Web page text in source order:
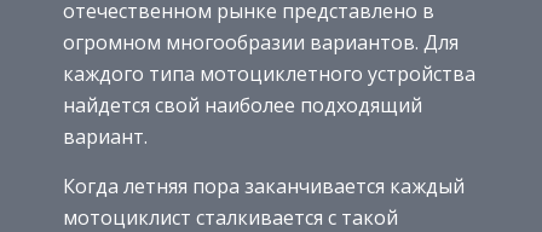
отечественном рынке представлено в
огромном многообразии вариантов. Для
каждого типа мотоциклетного устройства
найдется свой наиболее подходящий
вариант.
Когда летняя пора заканчивается каждый
мотоциклист сталкивается с такой